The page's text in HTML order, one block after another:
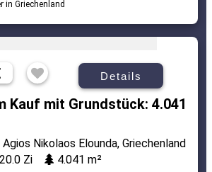
Details
Kauf mit Grundstück: 4.041
Nikolaos Elounda, Griechenland
20.0 Zi 4.041 m²